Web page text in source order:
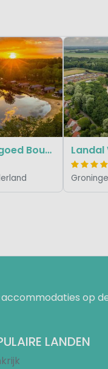
Landal Landgoed Bourtange Landal
op
LANDEN